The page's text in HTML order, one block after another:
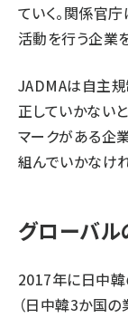
ていく。関係官
活動を行う企業
JADMAは自主
正していかない
マークがある企
組んでいかなけ
グローバ
2017年に日中韓
（日中韓3か国